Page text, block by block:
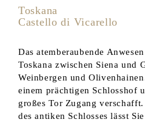
Toskana
Castello di Vicarello
Das atemberaubende
Toskana zwischen Siena und
Weinbergen und
einem prächtigen Schlosshof
großes Tor Zugang
des antiken Schlosses lässt